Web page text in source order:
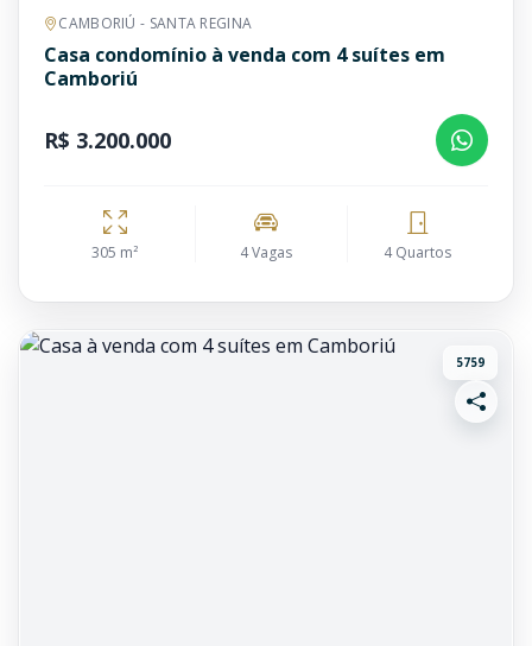
CAMBORIÚ - SANTA REGINA
Casa condomínio à venda com 4 suítes em
Camboriú
R$ 3.200.000
305 m² 4 Vagas 4 Quartos
5759